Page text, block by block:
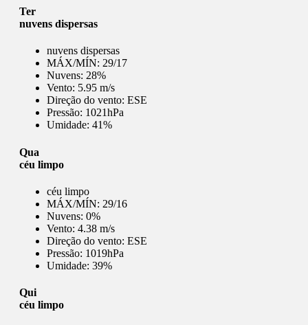
Ter
nuvens dispersas
nuvens dispersas
MÁX/MÍN: 29/17
Nuvens: 28%
Vento: 5.95 m/s
Direção do vento: ESE
Pressão: 1021hPa
Umidade: 41%
Qua
céu limpo
céu limpo
MÁX/MÍN: 29/16
Nuvens: 0%
Vento: 4.38 m/s
Direção do vento: ESE
Pressão: 1019hPa
Umidade: 39%
Qui
céu limpo